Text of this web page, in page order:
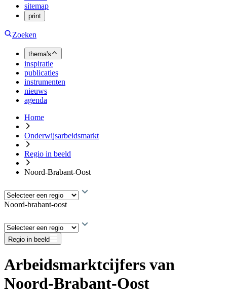
sitemap
print
Zoeken
thema's
inspiratie
publicaties
instrumenten
nieuws
agenda
Home
Onderwijsarbeidsmarkt
Regio in beeld
Noord-Brabant-Oost
Noord-brabant-oost
Regio in beeld
Arbeidsmarktcijfers van
Noord-Brabant-Oost